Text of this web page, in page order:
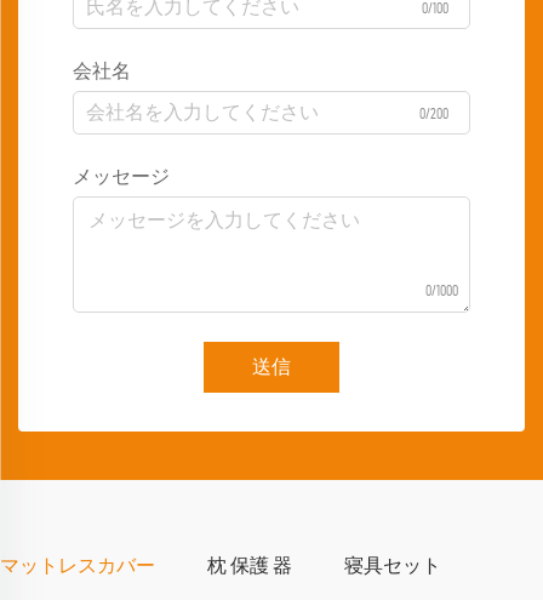
0/100
会社名
0/200
メッセージ
0/1000
送信
マットレスカバー 枕 保護 器 寝具セット